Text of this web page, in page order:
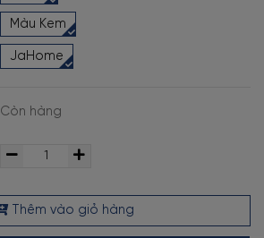
Màu Kem
JaHome
Còn hàng
Thêm vào giỏ hàng